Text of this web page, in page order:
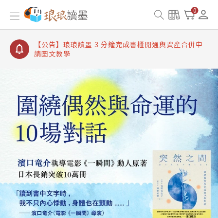
0
【公告】琅琅讀墨書櫃開通常見問題
【公告】琅琅讀墨 3 分鐘完成書櫃開通與資產合併申
【公告】琅琅書店服務升級重要說明及資產合併結果
查詢
【公告】琅琅讀墨數位閱讀資產合併與書櫃開通申請